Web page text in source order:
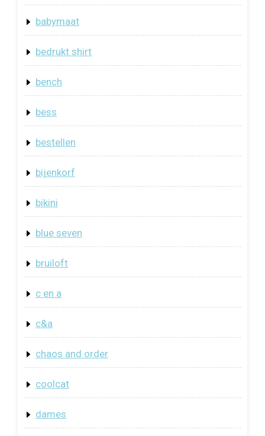
babymaat
bedrukt shirt
bench
bess
bestellen
bijenkorf
bikini
blue seven
bruiloft
c en a
c&a
chaos and order
coolcat
dames